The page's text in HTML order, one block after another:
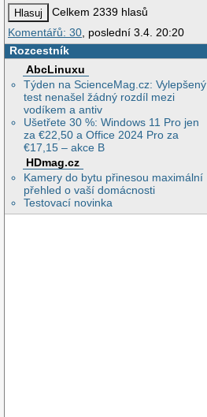
Celkem 2339 hlasů
Komentářů: 30 , poslední 3.4. 20:20
Rozcestník
AbcLinuxu
Týden na ScienceMag.cz: Vylepšený
test nenašel žádný rozdíl mezi
vodíkem a antiv
Ušetřete 30 %: Windows 11 Pro jen
za €22,50 a Office 2024 Pro za
€17,15 – akce B
HDmag.cz
Kamery do bytu přinesou maximální
přehled o vaší domácnosti
Testovací novinka